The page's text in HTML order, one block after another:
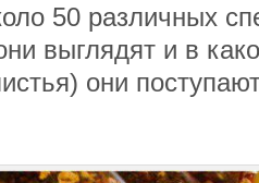
50 различных
выглядят и в
они